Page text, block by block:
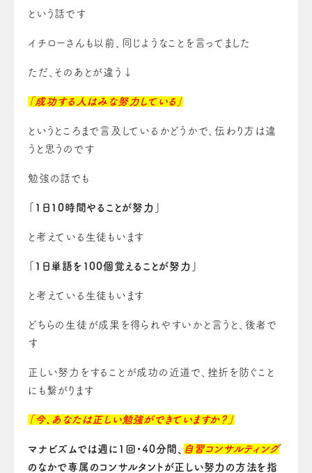
という話です
イチローさんも以前、同じようなことを言ってました
ただ、そのあとが違う↓
「成功する人はみな努力している」
というところまで言及しているかどうかで、伝わり方は違
うと思うのです
勉強の話でも
「1日10時間やることが努力」
と考えている生徒もいます
「1日単語を100個覚えることが努力」
と考えている生徒もいます
どちらの生徒が成果を得られやすいかと言うと、後者で
す
正しい努力をすることが成功の近道で、挫折を防ぐこと
にも繋がります
「今、あなたは正しい勉強ができていますか？」
マナビズムでは週に1回・40分間、
自習コンサルティング
のなかで専属のコンサルタントが正しい努力の方法を指